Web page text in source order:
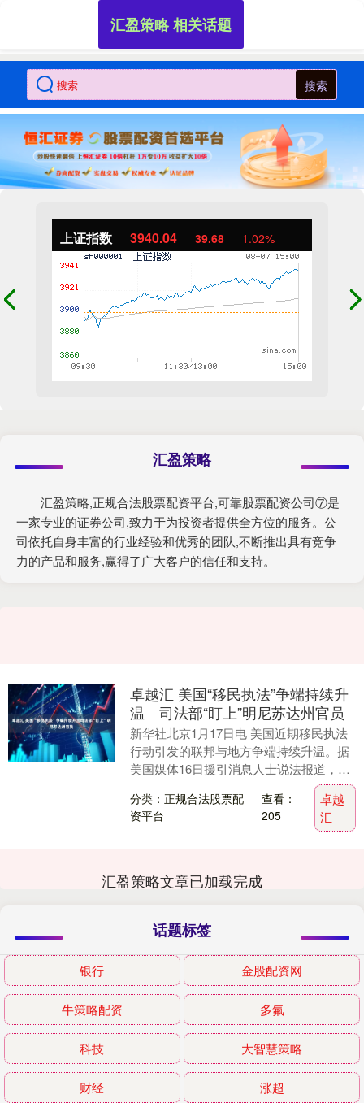
搜索
上证指数 3940.04 39.68 1.02%
汇盈策略
汇盈策略,正规合法股票配资平台,可靠股票配资公司⑦是
一家专业的证券公司,致力于为投资者提供全方位的服务。公
司依托自身丰富的行业经验和优秀的团队,不断推出具有竞争
力的产品和服务,赢得了广大客户的信任和支持。
汇盈策略 相关话题
卓越汇 美国“移民执法”争端持续升
温 司法部“盯上”明尼苏达州官员
新华社北京1月17日电 美国近期移民执法
行动引发的联邦与地方争端持续升温。据
美国媒体16日援引消息人士说法报道，联
邦司法部已对明尼苏达州州长、该州最大
城市明尼阿....
分类：正规合法股票配
资平台
查看：
205
卓越
汇
汇盈策略文章已加载完成
话题标签
银行 金股配资网
牛策略配资 多氟
科技 大智慧策略
财经 涨超